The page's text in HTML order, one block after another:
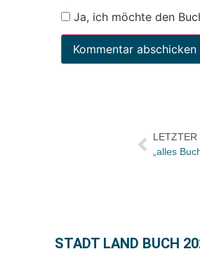
Ja, ich möchte den
LETZTER
„alles
STADT LAND BUCH